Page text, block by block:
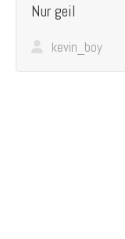
Nur geil
kevin_boy